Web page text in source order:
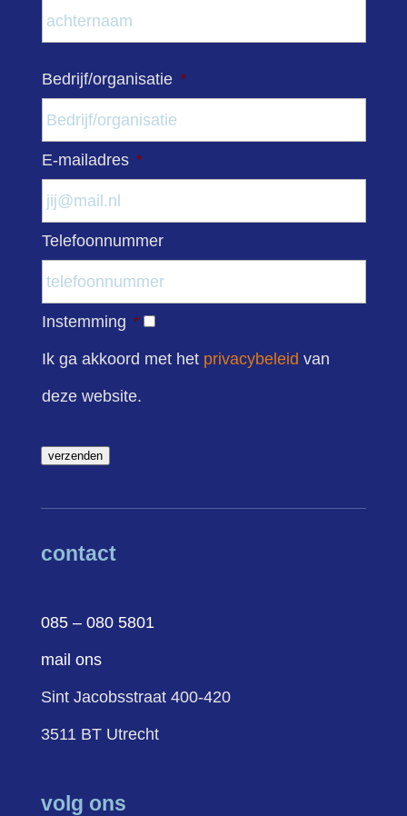
Bedrijf/organisatie *
E-mailadres *
Telefoonnummer
Instemming *
Ik ga akkoord met het privacybeleid van
deze website.
verzenden
contact
085 – 080 5801
mail ons
Sint Jacobsstraat 400-420
3511 BT Utrecht
volg ons